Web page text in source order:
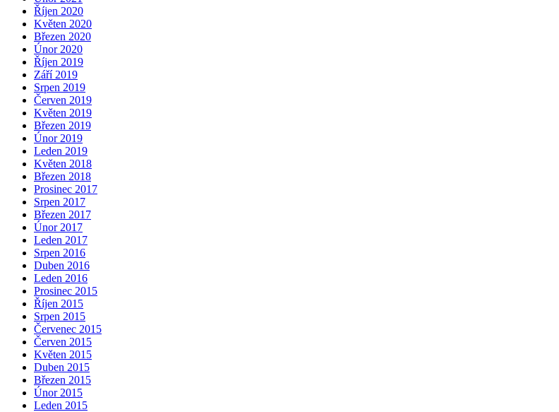
Říjen 2020
Květen 2020
Březen 2020
Únor 2020
Říjen 2019
Září 2019
Srpen 2019
Červen 2019
Květen 2019
Březen 2019
Únor 2019
Leden 2019
Květen 2018
Březen 2018
Prosinec 2017
Srpen 2017
Březen 2017
Únor 2017
Leden 2017
Srpen 2016
Duben 2016
Leden 2016
Prosinec 2015
Říjen 2015
Srpen 2015
Červenec 2015
Červen 2015
Květen 2015
Duben 2015
Březen 2015
Únor 2015
Leden 2015